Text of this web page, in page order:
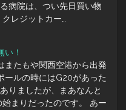
病院は、つい先日買い物
レジットカー…
い！
またもや関西空港から出発
ールの時にはG20があった
りましたが、まあなんと
まりだったのです。 あー